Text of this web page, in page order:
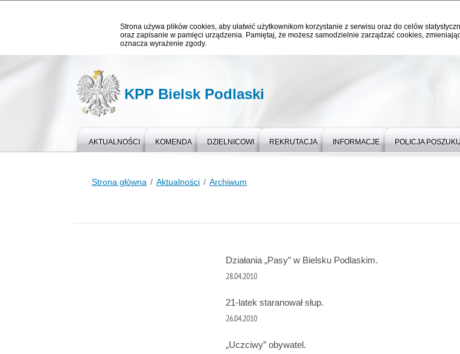
Strona używa plików cookies, aby ułatwić użytkownikom korzystanie z serwisu oraz do celów
oraz zapisanie w pamięci urządzenia. Pamiętaj, że możesz samodzielnie zarządzać cookies,
oznacza wyrażenie zgody.
KPP Bielsk Podlaski
AKTUALNOŚCI KOMENDA DZIELNICOWI REKRUTACJA INFORMACJE POLICJA
Strona główna Aktualności Archiwum
Działania „Pasy” w Bielsku Podlaskim.
28.04.2010
21-latek staranował słup.
26.04.2010
„Uczciwy” obywatel.